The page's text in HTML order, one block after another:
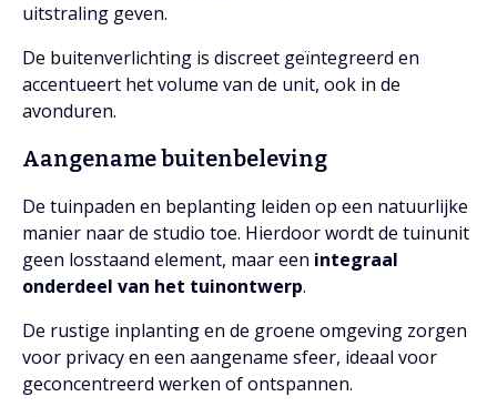
uitstraling geven.
De buitenverlichting is discreet geïntegreerd en
accentueert het volume van de unit, ook in de
avonduren.
Aangename buitenbeleving
De tuinpaden en beplanting leiden op een natuurlijke
manier naar de studio toe. Hierdoor wordt de tuinunit
geen losstaand element, maar een integraal
onderdeel van het tuinontwerp.
De rustige inplanting en de groene omgeving zorgen
voor privacy en een aangename sfeer, ideaal voor
geconcentreerd werken of ontspannen.